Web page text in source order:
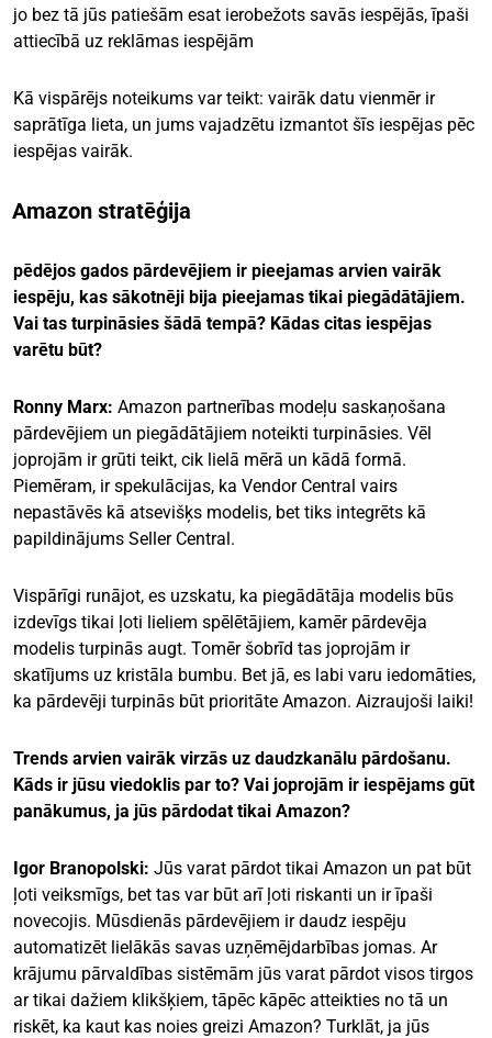
jo bez tā jūs patiešām esat ierobežots savās iespējās, īpaši
attiecībā uz reklāmas iespējām
Kā vispārējs noteikums var teikt: vairāk datu vienmēr ir
saprātīga lieta, un jums vajadzētu izmantot šīs iespējas pēc
iespējas vairāk.
Amazon stratēģija
pēdējos gados pārdevējiem ir pieejamas arvien vairāk
iespēju, kas sākotnēji bija pieejamas tikai piegādātājiem.
Vai tas turpināsies šādā tempā? Kādas citas iespējas
varētu būt?
Ronny Marx: Amazon partnerības modeļu saskaņošana
pārdevējiem un piegādātājiem noteikti turpināsies. Vēl
joprojām ir grūti teikt, cik lielā mērā un kādā formā.
Piemēram, ir spekulācijas, ka Vendor Central vairs
nepastāvēs kā atsevišķs modelis, bet tiks integrēts kā
papildinājums Seller Central.
Vispārīgi runājot, es uzskatu, ka piegādātāja modelis būs
izdevīgs tikai ļoti lieliem spēlētājiem, kamēr pārdevēja
modelis turpinās augt. Tomēr šobrīd tas joprojām ir
skatījums uz kristāla bumbu. Bet jā, es labi varu iedomāties,
ka pārdevēji turpinās būt prioritāte Amazon. Aizraujoši laiki!
Trends arvien vairāk virzās uz daudzkanālu pārdošanu.
Kāds ir jūsu viedoklis par to? Vai joprojām ir iespējams gūt
panākumus, ja jūs pārdodat tikai Amazon?
Igor Branopolski: Jūs varat pārdot tikai Amazon un pat būt
ļoti veiksmīgs, bet tas var būt arī ļoti riskanti un ir īpaši
novecojis. Mūsdienās pārdevējiem ir daudz iespēju
automatizēt lielākās savas uzņēmējdarbības jomas. Ar
krājumu pārvaldības sistēmām jūs varat pārdot visos tirgos
ar tikai dažiem klikšķiem, tāpēc kāpēc atteikties no tā un
riskēt, ka kaut kas noies greizi Amazon? Turklāt, ja jūs